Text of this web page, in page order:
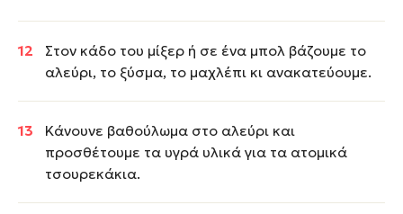
Στον κάδο του μίξερ ή σε ένα μπολ βάζουμε το
αλεύρι, το ξύσμα, το μαχλέπι κι ανακατεύουμε.
Κάνουνε βαθούλωμα στο αλεύρι και
προσθέτουμε τα υγρά υλικά για τα ατομικά
τσουρεκάκια.